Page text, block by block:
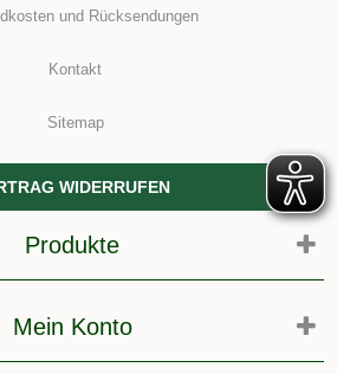
und Rücksendungen
Kontakt
Sitemap
WIDERRUFEN
Produkte
Mein Konto